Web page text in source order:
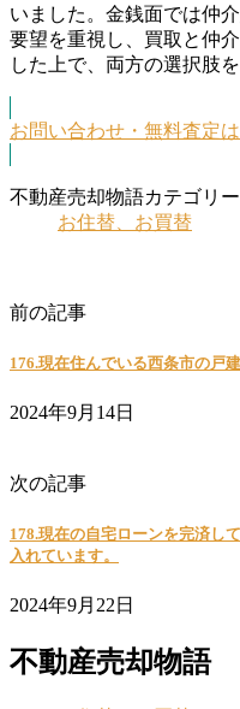
いました。金銭面では仲
要望を重視し、買取と仲
した上で、両方の選択肢
お問い合わせ・無料査定
不動産売却物語カテゴリー
お住替、お買替
前の記事
176.現在住んでいる西条市の戸
2024年9月14日
次の記事
178.現在の自宅ローンを完済し
入れています。
2024年9月22日
不動産売却物語